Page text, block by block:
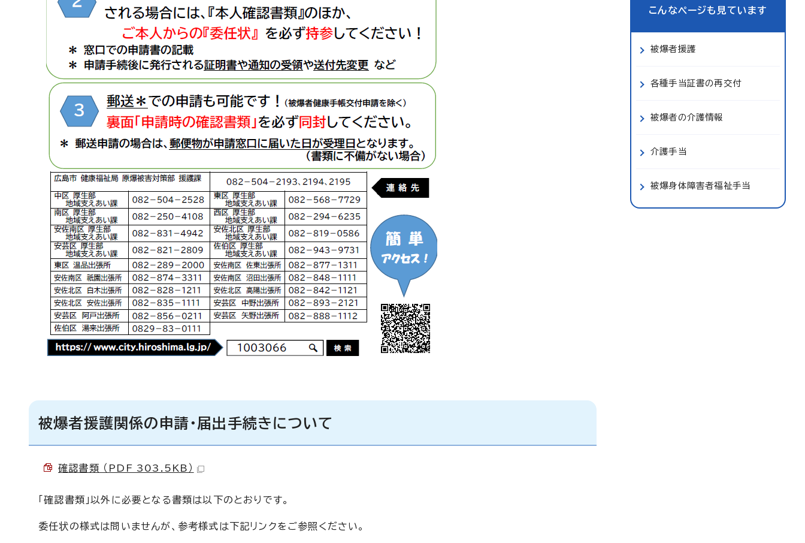
被爆者援護関係の申請・届出手続きについて
確認書類 （PDF 303.5KB）
「確認書類」以外に必要となる書類は以下のとおりです。
委任状の様式は問いませんが、参考様式は下記リンクをご参照ください。
こんなページも見ています
被爆者援護
各種手当証書の再交付
被爆者の介護情報
介護手当
被爆身体障害者福祉手当